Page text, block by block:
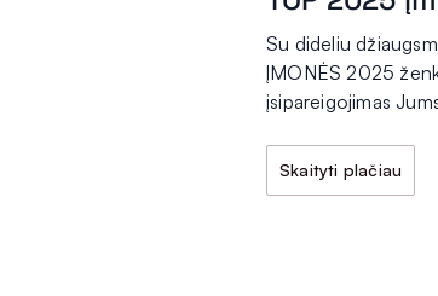
Su dideliu
ĮMONĖS 2025
įsipareigojimas
Skaityti plačiau